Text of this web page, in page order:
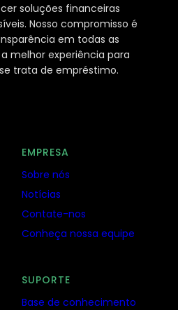
soluções financeiras
Nosso compromisso é
em todas as
melhor experiência para
trata de empréstimo.
EMPRESA
Sobre nós
Notícias
Contate-nos
Conheça nossa equipe
SUPORTE
Base de conhecimento